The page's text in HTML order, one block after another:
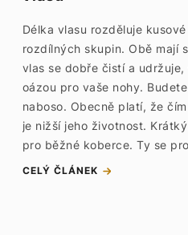
Délka vlasu rozděluje
rozdílných skupin. Obě mají
vlas se dobře čistí a
oázou pro vaše nohy.
naboso. Obecně platí, že
je nižší jeho životnost.
pro běžné koberce. Ty se
CELÝ ČLÁNEK